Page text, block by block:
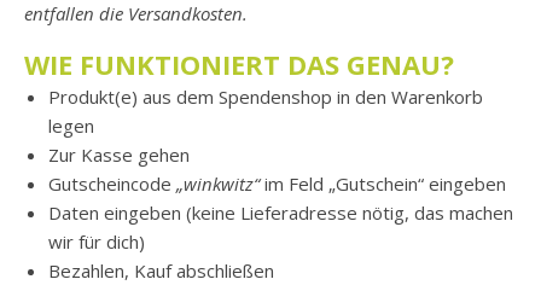
entfallen die Versandkosten.
WIE FUNKTIONIERT DAS GENAU?
Produkt(e) aus dem Spendenshop in den Warenkorb
legen
Zur Kasse gehen
Gutscheincode „winkwitz“im Feld „Gutschein“ eingeben
Daten eingeben (keine Lieferadresse nötig, das machen
wir für dich)
Bezahlen, Kauf abschließen